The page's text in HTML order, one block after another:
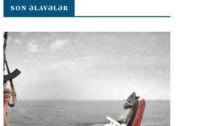
SON ƏLAVƏLƏR